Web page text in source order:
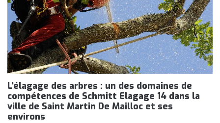
L'élagage des arbres : un des domaines de
compétences de Schmitt Elagage 14 dans la
ville de Saint Martin De Mailloc et ses
environs